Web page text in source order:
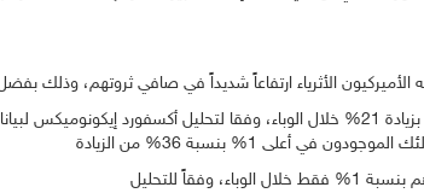
وسجلت ثروة الأسر الأميركية رقما قياسيا بلغ 141.7 تريليون دولار في الربع الثاني، بزيادة